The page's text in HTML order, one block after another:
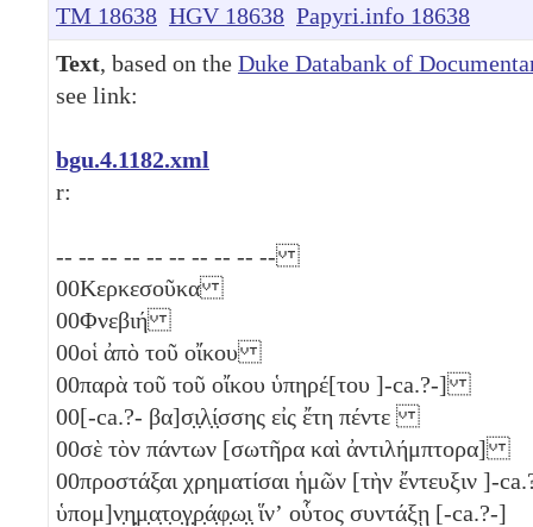
TM 18638 HGV 18638 Papyri.info 18638
Text, based on the Duke Databank of
see link:
bgu.4.1182.xml
r:
-- -- -- -- -- -- -- -- -- --
00Κερκεσοῦκα
00Φνεβιή
00οἱ ἀπὸ τοῦ οἴκου
00παρὰ τοῦ τοῦ οἴκου ὑπηρέ[του ]-ca.?-]
00[-ca.?- βα]σ̣ι̣λ̣ί̣σσης εἰς ἔτη πέντε
00σὲ τὸν πάντων [σωτῆρα καὶ ἀντιλήμπτορα]
00προστάξαι χρηματίσαι ἡμῶν [τὴν ἔντευξιν ]-
ὑπομ]ν̣η̣μ̣α̣τ̣ο̣γ̣ρ̣ά̣φ̣ω̣ι̣ ἵνʼ οὗτος συντάξῃ [-ca.?-]